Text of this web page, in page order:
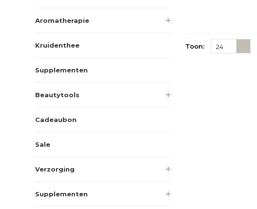
Aromatherapie
Kruidenthee
Supplementen
Beautytools
Cadeaubon
Sale
Verzorging
Supplementen
Toon: 24